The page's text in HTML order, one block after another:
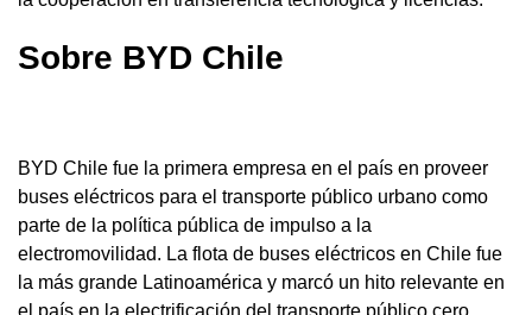
Sobre BYD Chile
BYD Chile fue la primera empresa en el país en proveer
buses eléctricos para el transporte público urbano como
parte de la política pública de impulso a la
electromovilidad. La flota de buses eléctricos en Chile fue
la más grande Latinoamérica y marcó un hito relevante en
el país en la electrificación del transporte público cero